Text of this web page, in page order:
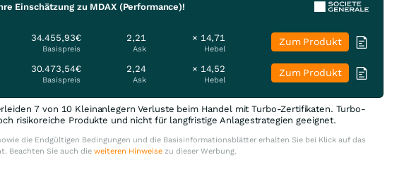
Einschätzung zu MDAX (Performance)!
34.455,93€
Basispreis
2,21
Ask
× 14,71
Hebel
Zum Produkt
30.473,54€
Basispreis
2,24
Ask
× 14,52
Hebel
Zum Produkt
7 von 10 Kleinanlegern Verluste beim Handel mit Turbo-Zertifikaten. Turbo-
risikoreiche Produkte und nicht für langfristige Anlagestrategien geeignet.
die Endgültigen Bedingungen und die Basisinformationsblätter erhalten Sie bei Klick auf das
Beachten Sie auch die weiteren Hinweisezu dieser Werbung.